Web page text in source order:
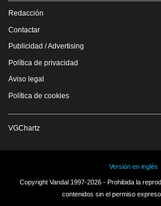
Redacción
Contactar
Publicidad / Advertising
Política de privacidad
Aviso legal
Política de cookies
VGChartz
Versión en inglés
Copyright Vandal 1997-2026 - Prohibida la
contenidos sin el permiso